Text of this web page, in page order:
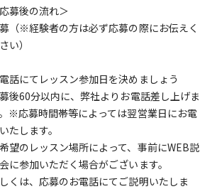
募後の流れ＞
（※経験者の方は必ず応募の際にお伝えく
い）
話にてレッスン参加日を決めましょう
後60分以内に、弊社よりお電話差し上げま
※応募時間帯等によっては翌営業日にお電
たします。
望のレッスン場所によって、事前にWEB説
に参加いただく場合がございます。
くは、応募のお電話にてご説明いたしま